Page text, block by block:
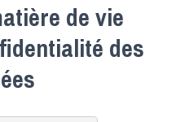
de vie
des